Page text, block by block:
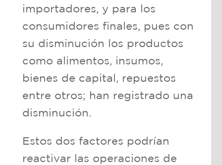
importadores, y para los
consumidores finales, pues con
su disminución los productos
como alimentos, insumos,
bienes de capital, repuestos
entre otros; han registrado una
disminución.
Estos dos factores podrían
reactivar las operaciones de